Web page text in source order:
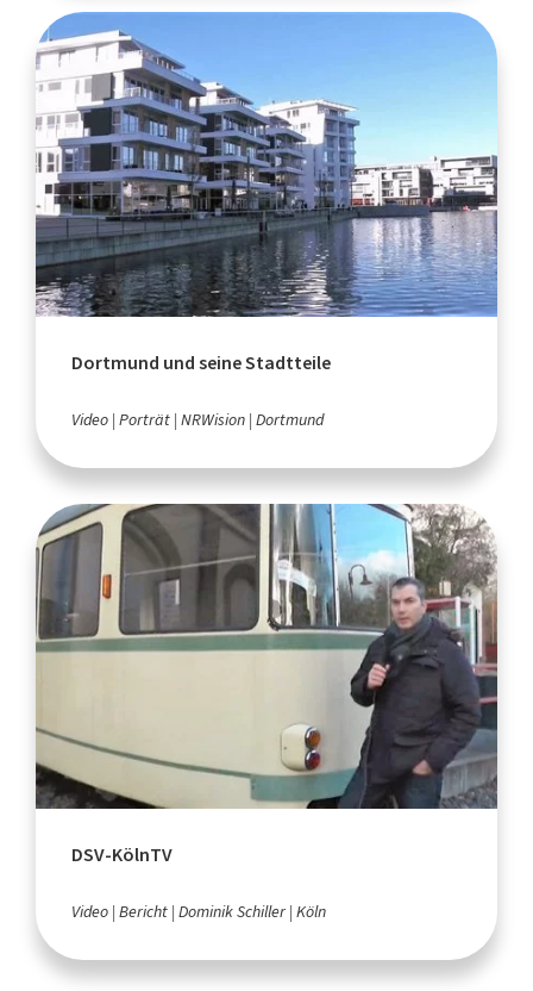
Dortmund und seine Stadtteile
Video Porträt NRWision Dortmund
DSV-KölnTV
Video Bericht Dominik Schiller Köln